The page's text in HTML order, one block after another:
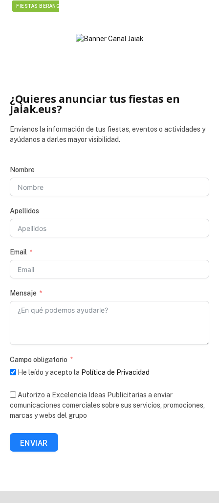
FIESTAS BERANGO
¿Quieres anunciar tus fiestas en
Jaiak.eus?
Envíanos la información de tus fiestas, eventos o actividades y
ayúdanos a darles mayor visibilidad.
Nombre
Apellidos
Email
Mensaje
Campo obligatorio
He leído y acepto la Política de Privacidad
Autorizo a Excelencia Ideas Publicitarias a enviar
comunicaciones comerciales sobre sus servicios, promociones,
marcas y webs del grupo
ENVIAR